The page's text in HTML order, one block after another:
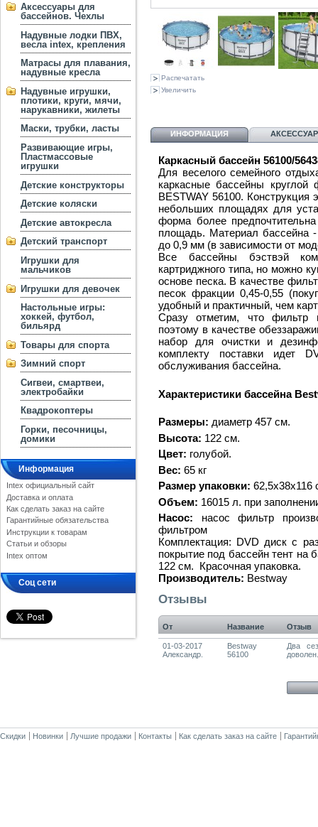
Аксессуары для
бассейнов. Чехлы
Надувные лодки ПВХ,
весла intex, крепления
Матрасы для плавания,
надувные кресла
Надувные игрушки,
плотики, круги, мячи,
нарукавники, жилеты
Маски, трубки, ласты
Развивающие игры,
Пластмассовые
игрушки
Детские конструкторы
Детские коляски
Детские автокресла
Детский транспорт
Игрушки для
мальчиков
Игрушки для девочек
Настольные игры:
хоккей, футбол,
бильярд
Товары для спорта
Зимний спорт
Сигвеи, смартвеи,
электробайки
Квадрокоптеры
Горки, песочницы,
домики
Информация
Intex официальный сайт
Доставка и оплата
Как сделать заказ на сайте
Гарантийные обязательства
Инструкции к товарам
Статьи и обзоры
Intex оптом
Соц сети
Распечатать
Увеличить
ИНФОРМАЦИЯ
Каркасный бассейн 56100/
Для веселого семейного
каркасные бассейны
BESTWAY 56100. Конструкция
небольших площадях для
форма более
площадь. Материал бассейна
до 0,9 мм (в зависимости от
Все бассейны бэствэй
картриджного типа, но можно
основе песка. В качестве
песок фракции 0,45-0,55
удобный и практичный, чем
Сразу отметим, что фильтр
поэтому в качестве
набор для очистки и
комплекту поставки идет
обслуживания бассейна.
Характеристики бассейна
Размеры: диаметр 457 см.
Высота: 122 см.
Цвет: голубой.
Вес: 65 кг
Размер упаковки: 62,5х38х116
Объем: 16015 л. при
Насос: насос фильтр
фильтром
Комплектация: DVD диск с
покрытие под бассейн тент на
122 см. Красочная упаковка.
Производитель: Bestway
Отзывы
От Название Отзыв
01-03-2017
Александр.
Bestway
56100
Два
доволен.
Скидки Новинки Лучшие продажи Контакты Как сделать заказ на сайте